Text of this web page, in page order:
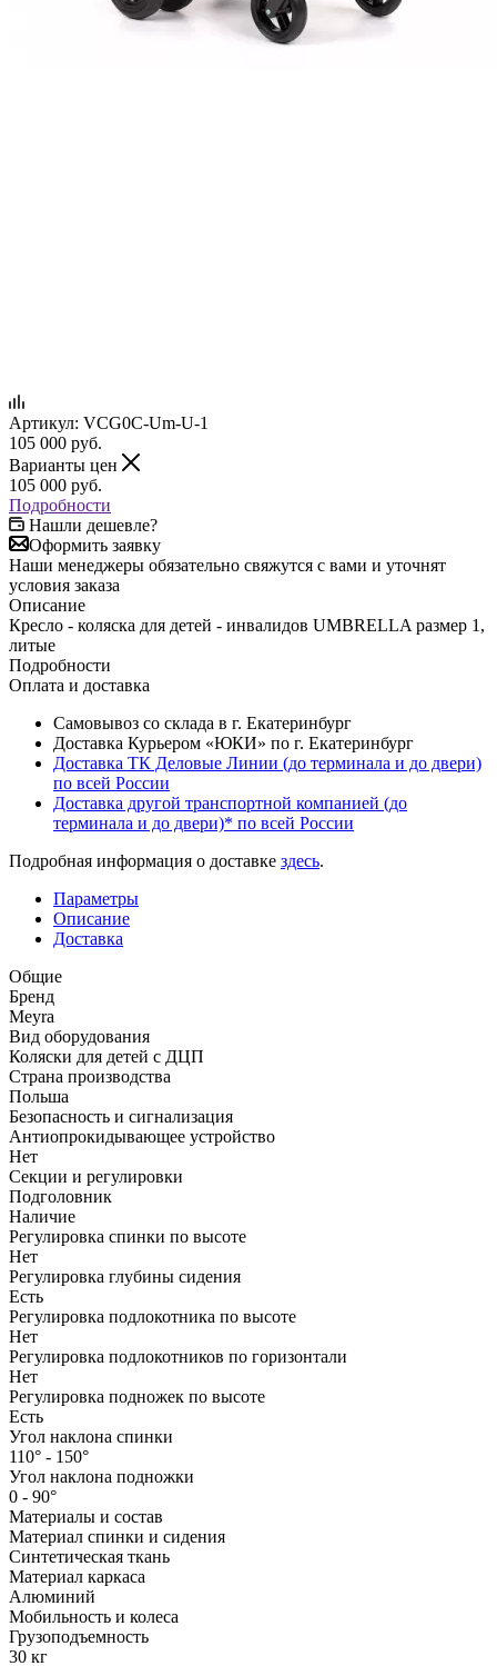
Артикул: VCG0C-Um-U-1
105 000 руб.
Варианты цен
105 000 руб.
Подробности
Нашли дешевле?
Оформить заявку
Наши менеджеры обязательно свяжутся с вами и уточнят
условия заказа
Описание
Кресло - коляска для детей - инвалидов UMBRELLA размер 1,
литые
Подробности
Оплата и доставка
Самовывоз со склада в г. Екатеринбург
Доставка Курьером «ЮКИ» по г. Екатеринбург
Доставка ТК Деловые Линии (до терминала и до двери)
по всей России
Доставка другой транспортной компанией (до
терминала и до двери)* по всей России
Подробная информация о доставке здесь.
Параметры
Описание
Доставка
Общие
Бренд
Meyra
Вид оборудования
Коляски для детей с ДЦП
Страна производства
Польша
Безопасность и сигнализация
Антиопрокидывающее устройство
Нет
Секции и регулировки
Подголовник
Наличие
Регулировка спинки по высоте
Нет
Регулировка глубины сидения
Есть
Регулировка подлокотника по высоте
Нет
Регулировка подлокотников по горизонтали
Нет
Регулировка подножек по высоте
Есть
Угол наклона спинки
110° - 150°
Угол наклона подножки
0 - 90°
Материалы и состав
Материал спинки и сидения
Синтетическая ткань
Материал каркаса
Алюминий
Мобильность и колеса
Грузоподъемность
30 кг